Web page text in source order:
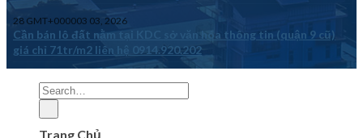
28 GMT+000003 03, 2026
Cần bán lô đất nằm tại KDC sở văn hóa thông tin (quận 9 cũ)
giá chỉ 71tr/m2 liên hệ 0914.920.202
Trang Chủ